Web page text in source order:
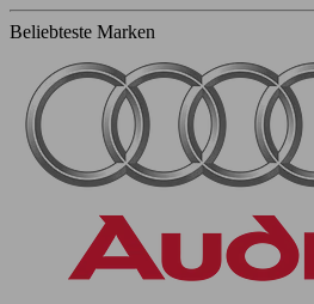
Beliebteste Marken